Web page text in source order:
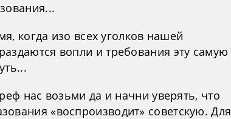
когда изо всех уголков нашей
вопли и требования эту самую
нас возьми да и начни уверять, что
«воспроизводит» советскую. Для